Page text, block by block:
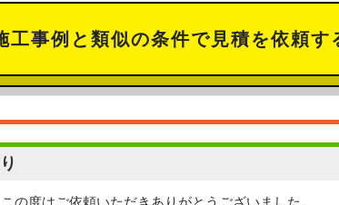
工事例と類似の条件で見積を依頼す
この度はご依頼いただきありがとうございました。